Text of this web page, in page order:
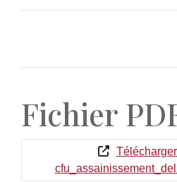
Fichier